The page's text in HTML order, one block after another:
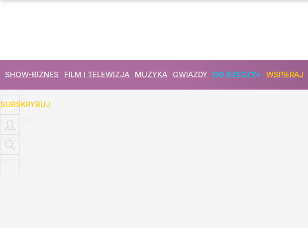
SHOW-BIZNES FILM I TELEWIZJA MUZYKA GWIAZDY DO RZECZY+ WSPIERAJ
SUBSKRYBUJ
ZALOGUJ
SZUKAJ